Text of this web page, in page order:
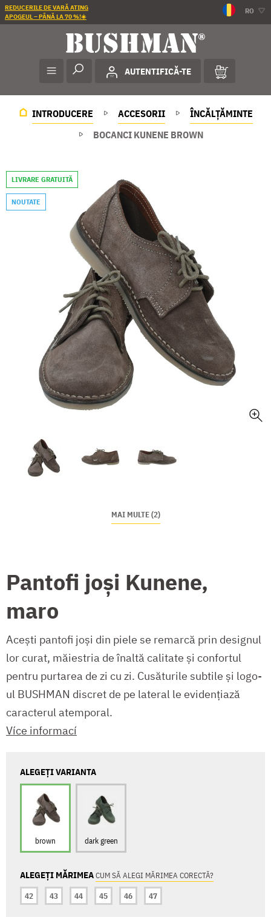
REDUCERILE DE VARĂ ATING
APOGEUL – PÂNĂ LA 70 %!☀️
RO
AUTENTIFICĂ-TE
INTRODUCERE ACCESORII
ÎNCĂLȚĂMINTE
BOCANCI KUNENE BROWN
LIVRARE GRATUITĂ
NOUTATE
MAI MULTE (2)
Pantofi joși Kunene,
maro
Acești pantofi joși din piele se remarcă prin designul
lor curat, măiestria de înaltă calitate și confortul
pentru purtarea de zi cu zi. Cusăturile subtile și logo-
ul BUSHMAN discret de pe lateral le evidențiază
caracterul atemporal.
Více informací
ALEGEȚI VARIANTA
brown dark green
ALEGEȚI MĂRIMEACUM SĂ ALEGI MĂRIMEA CORECTĂ?
42
43 44 45 46 47